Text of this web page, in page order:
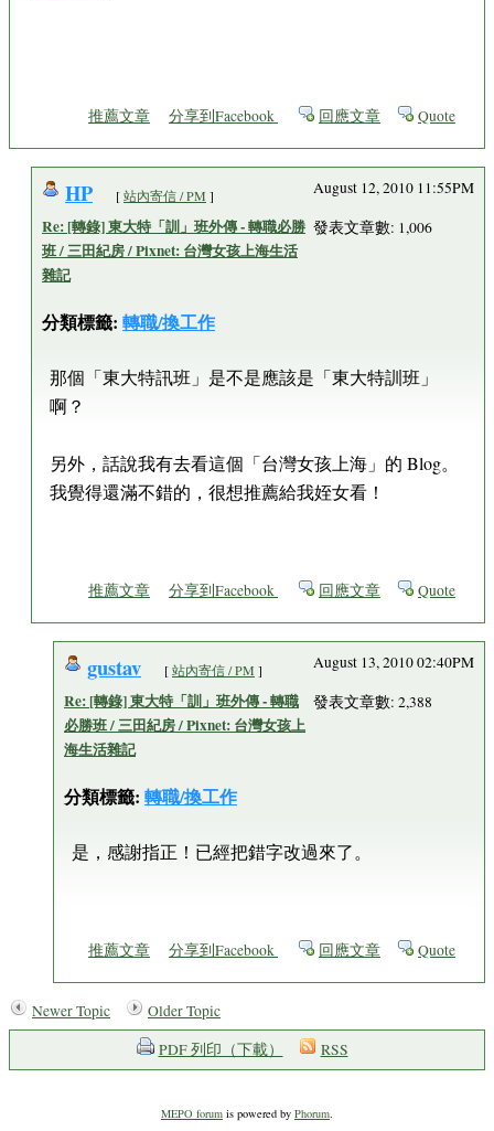
推薦文章 分享到Facebook 回應文章 Quote
HP [站內寄信 / PM ]
Re: [轉錄] 東大特「訓」班外傳 - 轉職必勝
班 / 三田紀房 / Pixnet: 台灣女孩上海生活
雜記
分類標籤: 轉職/換工作
August 12, 2010 11:55PM
發表文章數: 1,006
那個「東大特訊班」是不是應該是「東大特訓班」
啊？
另外，話說我有去看這個「台灣女孩上海」的 Blog。
我覺得還滿不錯的，很想推薦給我姪女看！
推薦文章 分享到Facebook 回應文章 Quote
gustav [站內寄信 / PM ]
Re: [轉錄] 東大特「訓」班外傳 - 轉職
必勝班 / 三田紀房 / Pixnet: 台灣女孩上
海生活雜記
分類標籤: 轉職/換工作
August 13, 2010 02:40PM
發表文章數: 2,388
是，感謝指正！已經把錯字改過來了。
推薦文章 分享到Facebook 回應文章 Quote
Newer Topic
Older Topic
PDF 列印（下載）
RSS
MEPO forum is powered by Phorum.